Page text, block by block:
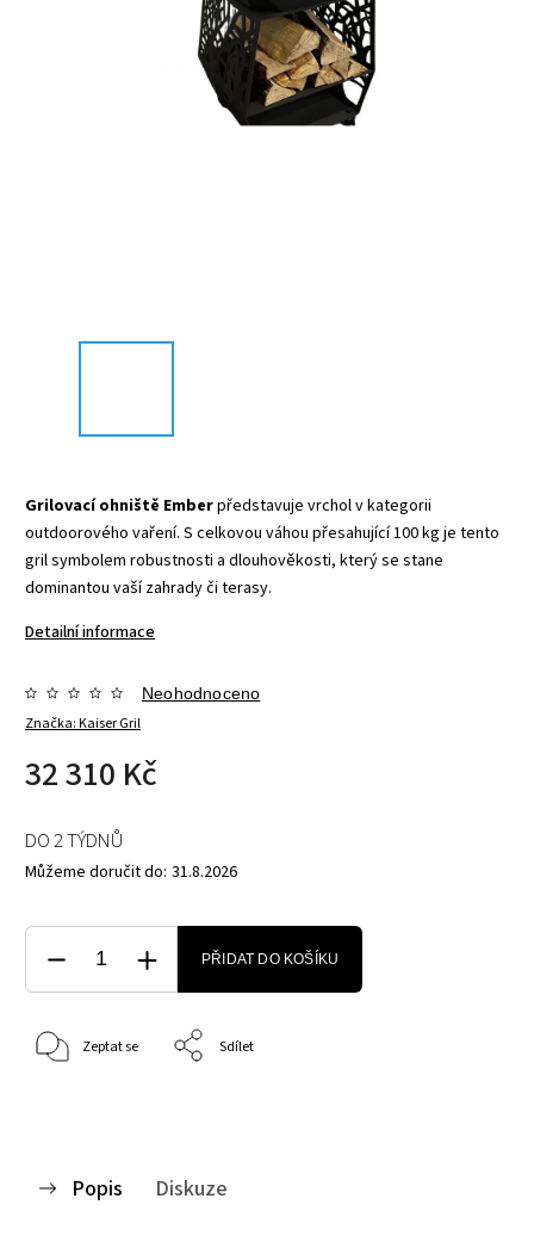
Grilovací ohniště Emberpředstavuje vrchol v kategorii
outdoorového vaření. S celkovou váhou přesahující 100 kg je tento
gril symbolem robustnosti a dlouhověkosti, který se stane
dominantou vaší zahrady či terasy.
Detailní informace
Značka:Kaiser Gril
Neohodnoceno
32 310 Kč
DO 2 TÝDNŮ
Můžeme doručit do: 31.8.2026
PŘIDAT DO KOŠÍKU
Zeptat se Sdílet
Popis Diskuze